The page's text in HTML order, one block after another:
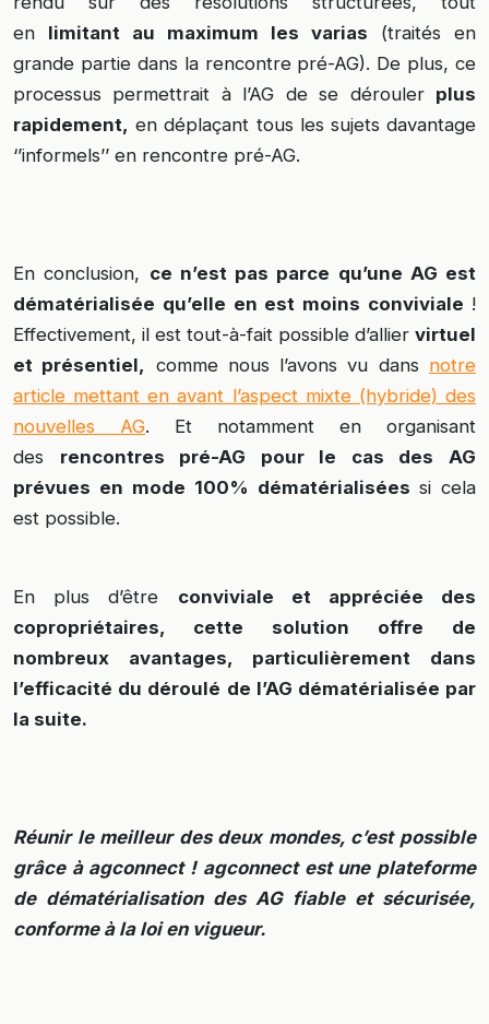
en limitant au maximum les varias (traités en
grande partie dans la rencontre pré-AG). De plus, ce
processus permettrait à l’AG de se dérouler plus
rapidement, en déplaçant tous les sujets davantage
‘’informels’’ en rencontre pré-AG.
En conclusion, ce n’est pas parce qu’une AG est
dématérialisée qu’elle en est moins conviviale !
Effectivement, il est tout-à-fait possible d’allier virtuel
et présentiel, comme nous l’avons vu dans notre
article mettant en avant l’aspect mixte (hybride) des
nouvelles AG. Et notamment en organisant
des rencontres pré-AG pour le cas des AG
prévues en mode 100% dématérialisées si cela
est possible.
En plus d’être conviviale et appréciée des
copropriétaires, cette solution offre de
nombreux avantages, particulièrement dans
l’efficacité du déroulé de l’AG dématérialisée par
la suite.
Réunir le meilleur des deux mondes, c’est possible
grâce à agconnect ! agconnect est une plateforme
de dématérialisation des AG fiable et sécurisée,
conforme à la loi en vigueur.